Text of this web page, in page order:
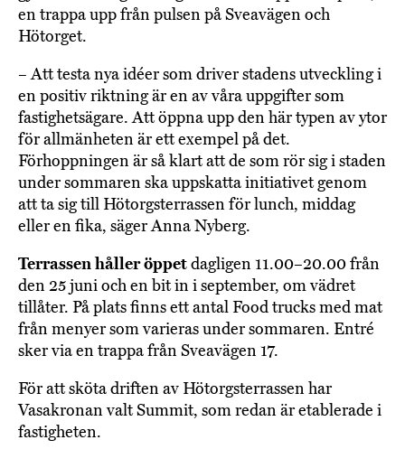
en trappa upp från pulsen på Sveavägen och
Hötorget.
– Att testa nya idéer som driver stadens utveckling i
en positiv riktning är en av våra uppgifter som
fastighetsägare. Att öppna upp den här typen av ytor
för allmänheten är ett exempel på det.
Förhoppningen är så klart att de som rör sig i staden
under sommaren ska uppskatta initiativet genom
att ta sig till Hötorgsterrassen för lunch, middag
eller en fika, säger Anna Nyberg.
Terrassen håller öppetdagligen 11.00–20.00 från
den 25 juni och en bit in i september, om vädret
tillåter. På plats finns ett antal Food trucks med mat
från menyer som varieras under sommaren. Entré
sker via en trappa från Sveavägen 17.
För att sköta driften av Hötorgsterrassen har
Vasakronan valt Summit, som redan är etablerade i
fastigheten.